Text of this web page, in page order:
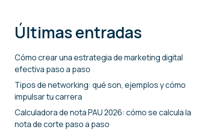
Últimas entradas
Cómo crear una estrategia de marketing digital
efectiva paso a paso
Tipos de networking: qué son, ejemplos y cómo
impulsar tu carrera
Calculadora de nota PAU 2026: cómo se calcula la
nota de corte paso a paso